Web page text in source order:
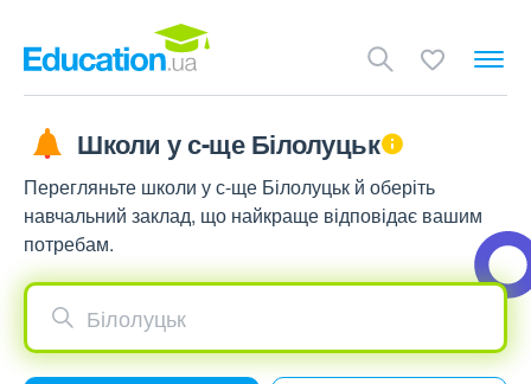
Школи у с-ще Білолуцьк
Перегляньте школи у с-ще Білолуцьк й оберіть
навчальний заклад, що найкраще відповідає вашим
потребам.
Білолуцьк